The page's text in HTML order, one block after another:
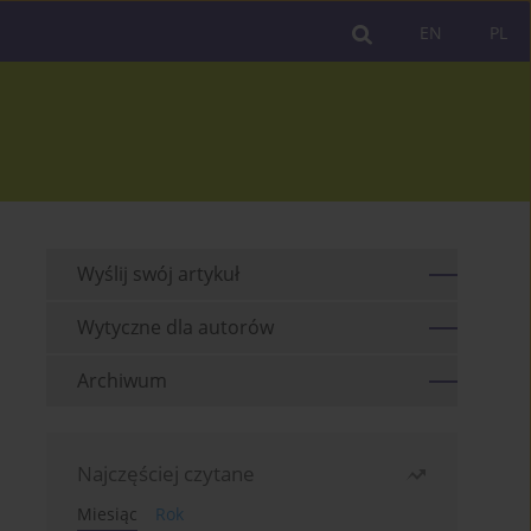
PL
EN
Wyślij swój artykuł
Wytyczne dla autorów
Archiwum
Najczęściej czytane
Miesiąc
Rok